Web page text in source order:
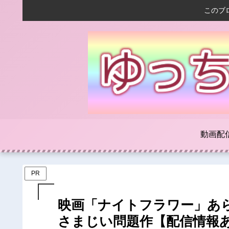
このブ
動画配
PR
映画「ナイトフラワー」あ
さまじい問題作【配信情報